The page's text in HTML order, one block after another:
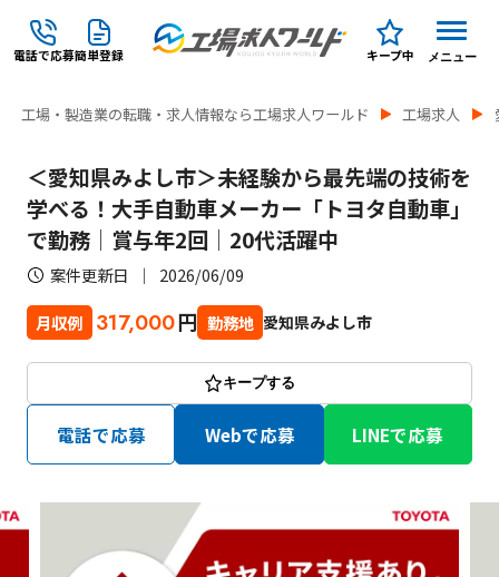
電話で応募簡単登録 キープ中 メニュー
工場・製造業の転職・求人情報なら工場求人ワールド 工場求人
＜愛知県みよし市＞未経験から最先端の技術を
学べる！大手自動車メーカー「トヨタ自動車」
で勤務│賞与年2回│20代活躍中
案件更新日 2026/06/09
月収例 317,000円 勤務地 愛知県みよし市
キープする
電話で応募 Webで応募 LINEで応募